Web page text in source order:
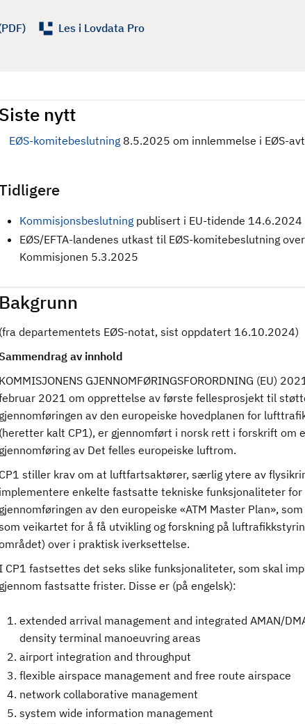
Les i Lovdata Pro
Siste nytt
EØS-komitebeslutning8.5.2025 om innlemmelse i EØS-
Kommisjonsbeslutning publisert i EU-tidende 14.6.2024
EØS/EFTA-landenes utkast til EØS-komitebeslutning
Kommisjonen 5.3.2025
Bakgrunn
(fra departementets EØS-notat, sist oppdatert 16.10.2024)
av innhold
KOMMISJONENS GJENNOMFØRINGSFORORDNING (EU)
2021 om opprettelse av første fellesprosjekt til
gjennomføringen av den europeiske hovedplanen for
(heretter kalt CP1), er gjennomført i norsk rett i forskrift om
gjennomføring av Det felles europeiske luftrom.
CP1 stiller krav om at luftfartsaktører, særlig ytere av
implementere enkelte fastsatte tekniske funksjonaliteter
gjennomføringen av den europeiske «ATM Master Plan»,
veikartet for å få utvikling og forskning på
over i praktisk iverksettelse.
I CP1 fastsettes det seks slike funksjonaliteter, som skal
gjennom fastsatte frister. Disse er (på engelsk):
extended arrival management and integrated AMAN/
density terminal manoeuvring areas
airport integration and throughput
flexible airspace management and free route airspace
network collaborative management
system wide information management